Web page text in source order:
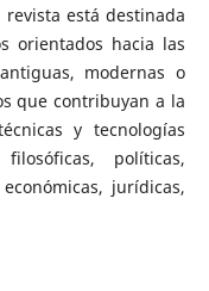
está destinada
orientados hacia las
modernas o
que contribuyan a la
y tecnologías
políticas,
jurídicas,